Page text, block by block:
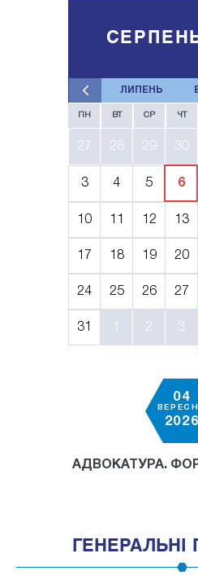
ЛИПЕНЬ
ПН ВТ СР ЧТ
27 28 29 30
3 4 5 6
10 11 12 13
17 18 19 20
24 25 26 27
31 1 2 3
04
2026
АДВОКАТУРА.